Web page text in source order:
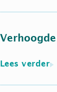
Lees verder